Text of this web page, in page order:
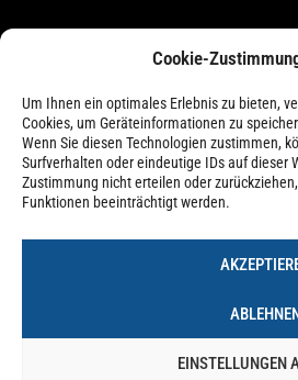
Cookie-
Um Ihnen ein optimales Erlebnis zu bieten,
Cookies, um Geräteinformationen zu
Wenn Sie diesen Technologien zustimmen,
Surfverhalten oder eindeutige IDs auf dieser
Zustimmung nicht erteilen oder
Funktionen beeinträchtigt werden.
EINSTELLUNGEN
© 2026 – Forum Castrop-